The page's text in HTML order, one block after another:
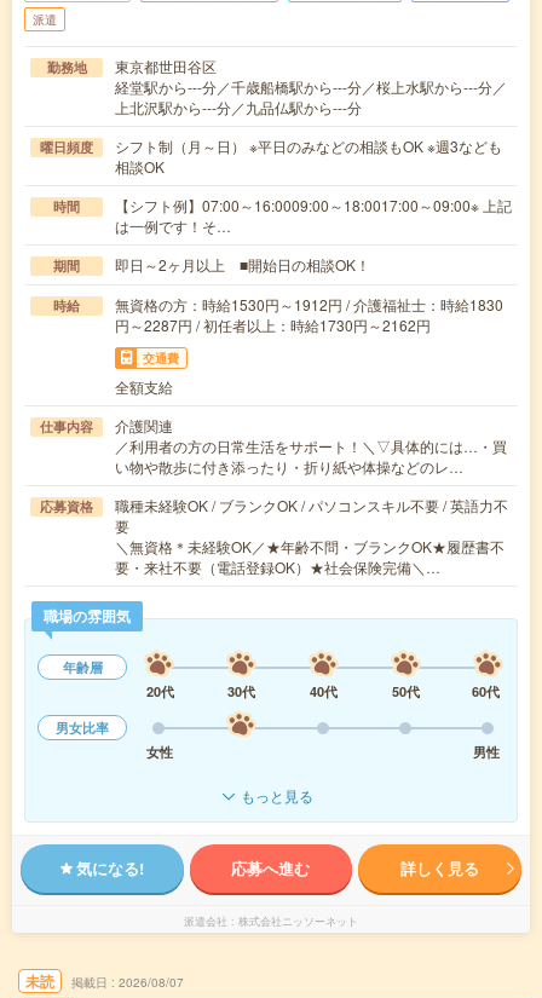
派遣
勤務地
東京都世田谷区
経堂駅から---分／千歳船橋駅から---分／桜上水駅から---分／
上北沢駅から---分／九品仏駅から---分
曜日頻度
シフト制（月～日） ※平日のみなどの相談もOK ※週3なども
相談OK
時間
【シフト例】07:00～16:0009:00～18:0017:00～09:00※ 上記
は一例です！そ…
期間 即日～2ヶ月以上 ■開始日の相談OK！
時給
無資格の方：時給1530円～1912円 / 介護福祉士：時給1830
円～2287円 / 初任者以上：時給1730円～2162円
交通費
全額支給
仕事内容
介護関連
／利用者の方の日常生活をサポート！＼▽具体的には…・買
い物や散歩に付き添ったり・折り紙や体操などのレ…
応募資格
職種未経験OK / ブランクOK / パソコンスキル不要 / 英語力不
要
＼無資格＊未経験OK／★年齢不問・ブランクOK★履歴書不
要・来社不要（電話登録OK）★社会保険完備＼…
職場の雰囲気
年齢層
20代
30代 40代 50代
60代
男女比率
女性
男性
もっと見る
気になる! 応募へ進む 詳しく見る
派遣会社 株式会社ニッソーネット
未読 掲載日 2026/08/07